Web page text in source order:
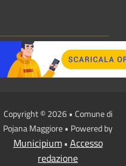
Copyright © 2026 • Comune di
Pojana Maggiore • Powered by
Municipium• Accesso
redazione